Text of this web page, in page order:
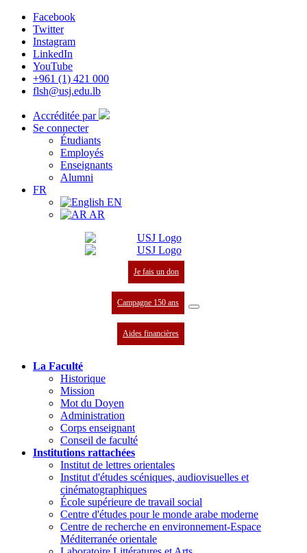
Facebook
Twitter
Instagram
LinkedIn
YouTube
+961 (1) 421 000
flsh@usj.edu.lb
Accréditée par
Se connecter
Étudiants
Employés
Enseignants
Alumni
FR
EN
AR
Je fais un don
Campagne 150 ans
Aides financières
La Faculté
Historique
Mission
Mot du Doyen
Administration
Corps enseignant
Conseil de faculté
Institutions rattachées
Institut de lettres orientales
Institut d'études scéniques, audiovisuelles et
cinématographiques
École supérieure de travail social
Centre d'études pour le monde arabe moderne
Centre de recherche en environnement-Espace
Méditerranée orientale